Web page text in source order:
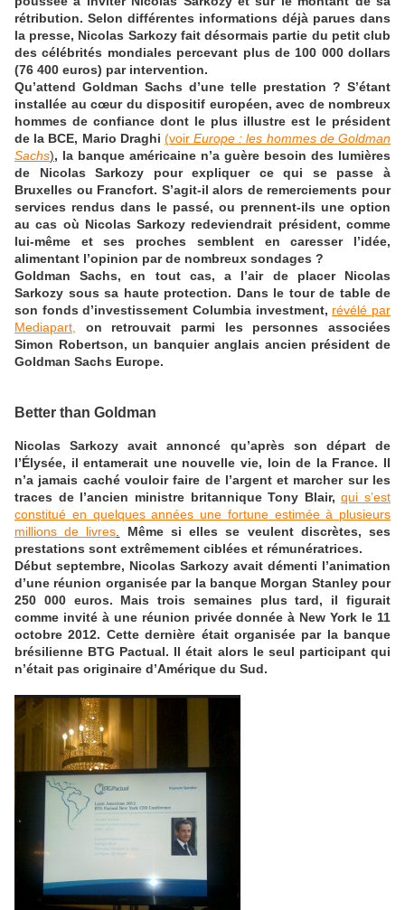
rétribution. Selon différentes informations déjà parues dans
la presse, Nicolas Sarkozy fait désormais partie du petit club
des célébrités mondiales percevant plus de 100 000 dollars
(76 400 euros) par intervention.
Qu’attend Goldman Sachs d’une telle prestation ? S’étant
installée au cœur du dispositif européen, avec de nombreux
hommes de confiance dont le plus illustre est le président
de la BCE, Mario Draghi (voirEurope : les hommes de Goldman
Sachs), la banque américaine n’a guère besoin des lumières
de Nicolas Sarkozy pour expliquer ce qui se passe à
Bruxelles ou Francfort. S’agit-il alors de remerciements pour
services rendus dans le passé, ou prennent-ils une option
au cas où Nicolas Sarkozy redeviendrait président, comme
lui-même et ses proches semblent en caresser l’idée,
alimentant l’opinion par de nombreux sondages ?
Goldman Sachs, en tout cas, a l’air de placer Nicolas
Sarkozy sous sa haute protection. Dans le tour de table de
son fonds d’investissement Columbia investment, révélé par
Mediapart,
on retrouvait parmi les personnes associées
Simon Robertson, un banquier anglais ancien président de
Goldman Sachs Europe.
Better than Goldman
Nicolas Sarkozy avait annoncé qu’après son départ de
l’Élysée, il entamerait une nouvelle vie, loin de la France. Il
n’a jamais caché vouloir faire de l’argent et marcher sur les
traces de l’ancien ministre britannique Tony Blair, qui s’est
constitué en quelques années une fortune estimée à plusieurs
millions de livres
Même si elles se veulent discrètes, ses
prestations sont extrêmement ciblées et rémunératrices.
Début septembre, Nicolas Sarkozy avait démenti l’animation
d’une réunion organisée par la banque Morgan Stanley pour
250 000 euros. Mais trois semaines plus tard, il figurait
comme invité à une réunion privée donnée à New York le 11
octobre 2012. Cette dernière était organisée par la banque
brésilienne BTG Pactual. Il était alors le seul participant qui
n’était pas originaire d’Amérique du Sud.